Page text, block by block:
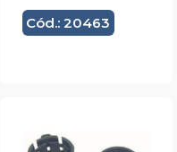
Cód.: 20463